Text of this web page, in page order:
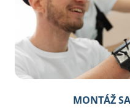
MONTÁŽ